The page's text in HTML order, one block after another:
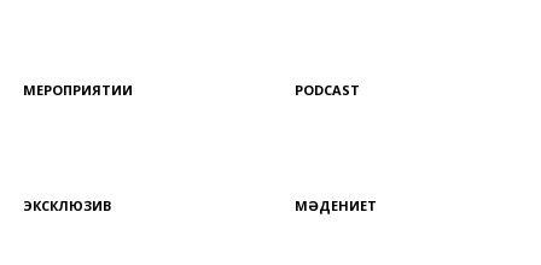
МЕРОПРИЯТИИ PODCAST
ЭКСКЛЮЗИВ МӘДЕНИЕТ